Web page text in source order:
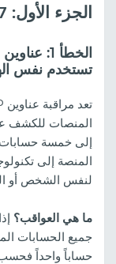
الجزء الأول: 7 أخطاء قاتلة (وكيفية إصلاحها)
تستخدم نفس
المنصات للكشف
المنصة إلى
لنفس الشخص أو
ما هي العواقب؟
حساباً واحداً